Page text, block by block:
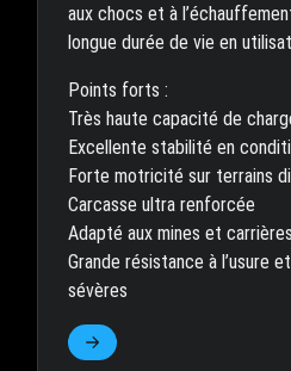
aux chocs et à
longue durée de vie en
Points forts :
Très haute capacité de
Excellente stabilité en
Forte motricité sur terrains
Carcasse ultra renforcée
Adapté aux mines et
Grande résistance à l’usure
sévères